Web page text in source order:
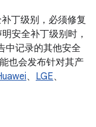
丁级别，必须修复
安全补丁级别时，
中记录的其他安全
也会发布针对其产
、 LGE、